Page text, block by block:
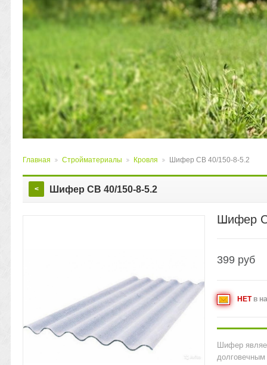
Главная Стройматериалы Кровля Шифер СВ 40/150-8-5.2
< Шифер СВ 40/150-8-5.2
Шифер
399 руб
НЕТ в
Шифер